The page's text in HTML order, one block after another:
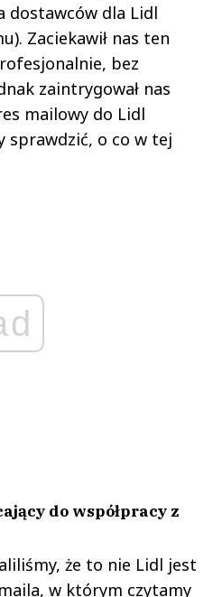
dostawców dla Lidl
Zaciekawił nas ten
bez
zaintrygował nas
mailowy do Lidl
sprawdzić, o co w tej
do współpracy z
że to nie Lidl jest
w którym czytamy